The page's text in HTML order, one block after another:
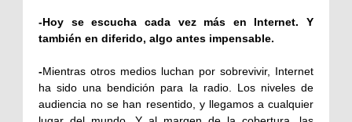
-Hoy se escucha cada vez más en Internet. Y
también en diferido, algo antes impensable.
-Mientras otros medios luchan por sobrevivir, Internet
ha sido una bendición para la radio. Los niveles de
audiencia no se han resentido, y llegamos a cualquier